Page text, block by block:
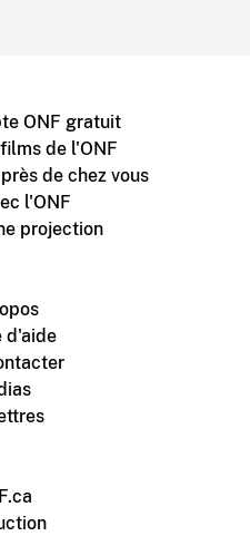
ONF gratuit
de l'ONF
de chez vous
l'ONF
projection
d'aide